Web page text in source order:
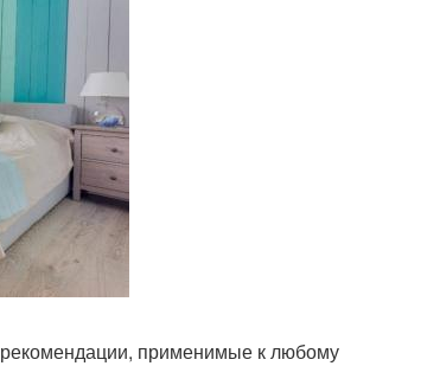
применимые к любому